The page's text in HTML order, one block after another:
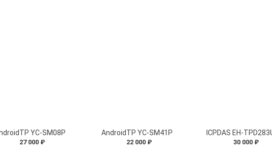
YC-SM08P
27 000 ₽
AndroidTP YC-SM41P
22 000 ₽
ICPDAS EH-
30 000 ₽